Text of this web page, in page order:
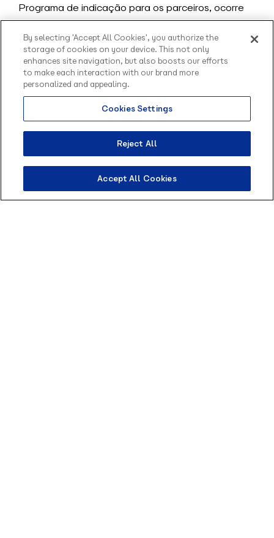
Programa de indicação para os parceiros, ocorre
com um pagamento de uma comissão pelas
oportunidades que o parceiro gerou, desde que o
cliente tenha fechado um Plano
Business/Enterprise da nossa plataforma com
nosso time de vendas!
Uma vantagem é que a venda é feita pelo nosso
o que vale aqui é a indicação certeira!
Os participantes do programa são denominados
e têm acesso a um formulário
de indicação! É ideal para aquele cliente que bate
à porta do parceiro sem a solução de chatbots e
precisa de uma plataforma de confiança!
By selecting 'Accept All Cookies', you authorize the
storage of cookies on your device. This not only
enhances site navigation, but also boosts our efforts
to make each interaction with our brand more
personalized and appealing.
Cookies Settings
Reject All
Accept All Cookies
Olá, sou o Contato
inteligente da Blip.
Como posso te ajudar?